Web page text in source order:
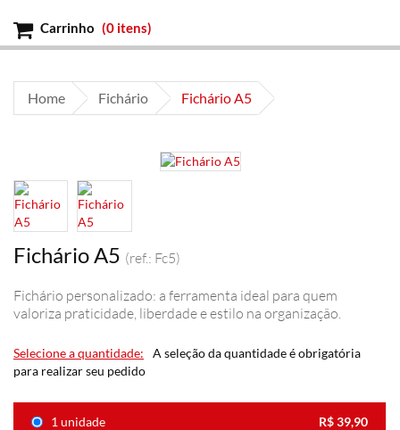
Carrinho (0 itens)
Home Fichário Fichário A5
Fichário A5 (ref.: Fc5)
Fichário personalizado: a ferramenta ideal para quem
valoriza praticidade, liberdade e estilo na organização.
Selecione a quantidade:
A seleção da quantidade é obrigatória
para realizar seu pedido
1 unidade R$ 39,90